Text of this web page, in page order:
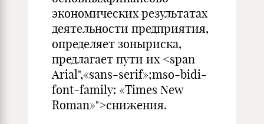
экономических результатах
деятельности предприятия,
определяет зоныриска,
предлагает пути их <span
Arial",«sans-serif»;mso-bidi-
font-family: «Times New
Roman»">снижения.